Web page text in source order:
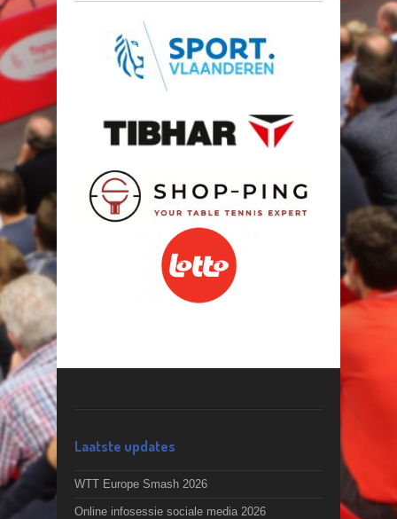
Laatste updates
WTT Europe Smash 2026
Online infosessie sociale media 2026